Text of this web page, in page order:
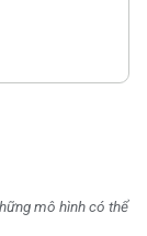
mô hình có thể